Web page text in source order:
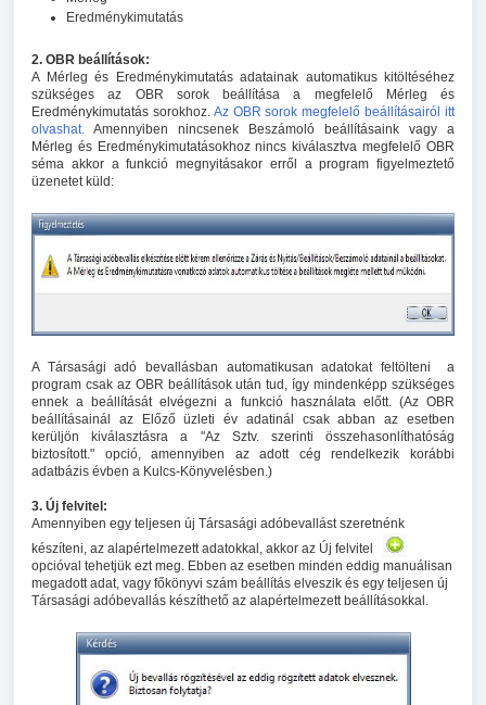
Eredménykimutatás
2. OBR beállítások:
A Mérleg és Eredménykimutatás adatainak automatikus kitöltéséhez
szükséges az OBR sorok beállítása a megfelelő Mérleg és
Eredménykimutatás sorokhoz. Az OBR sorok megfelelő beállításairól itt
olvashat. Amennyiben nincsenek Beszámoló beállításaink vagy a
Mérleg és Eredménykimutatásokhoz nincs kiválasztva megfelelő OBR
séma akkor a funkció megnyitásakor erről a program figyelmeztető
üzenetet küld:
A Társasági adó bevallásban automatikusan adatokat feltölteni a
program csak az OBR beállítások után tud, így mindenképp szükséges
ennek a beállítását elvégezni a funkció használata előtt. (Az OBR
beállításainál az Előző üzleti év adatinál csak abban az esetben
kerüljön kiválasztásra a "Az Sztv. szerinti összehasonlíthatóság
biztosított." opció, amennyiben az adott cég rendelkezik korábbi
adatbázis évben a Kulcs-Könyvelésben.)
3. Új felvitel:
Amennyiben egy teljesen új Társasági adóbevallást szeretnénk
készíteni, az alapértelmezett adatokkal, akkor az Új felvitel
opcióval tehetjük ezt meg. Ebben az esetben minden eddig manuálisan
megadott adat, vagy főkönyvi szám beállítás elveszik és egy teljesen új
Társasági adóbevallás készíthető az alapértelmezett beállításokkal.